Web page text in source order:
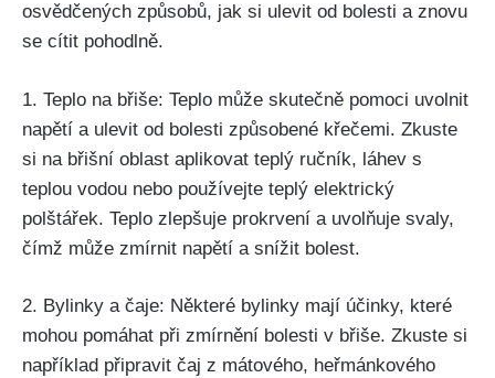
osvědčených způsobů, jak si⁤ ulevit od bolesti a znovu⁢
se cítit pohodlně.
1. ​Teplo na břiše: Teplo může skutečně ⁢pomoci uvolnit
napětí ‍a ulevit od bolesti způsobené křečemi. Zkuste
si na břišní oblast aplikovat teplý ručník, láhev s
teplou vodou⁢ nebo používejte teplý elektrický
polštářek. Teplo zlepšuje prokrvení a uvolňuje svaly,‌
čímž může zmírnit ‌napětí a snížit bolest.
2. Bylinky a čaje: Některé bylinky mají ‌účinky, které
mohou pomáhat při zmírnění bolesti v břiše. Zkuste si
například připravit čaj z mátového, heřmánkového